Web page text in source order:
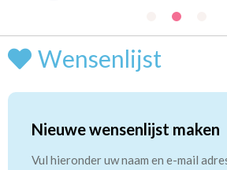
Wensenlijst
Nieuwe wensenlijst maken
Vul hieronder uw naam en e-mail